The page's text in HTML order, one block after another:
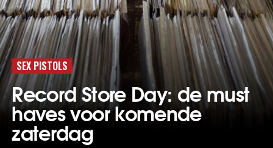
SEX PISTOLS
Record Store Day: de must
haves voor komende
zaterdag